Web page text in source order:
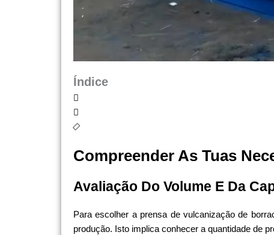
Índice
Compreender As Tuas
Avaliação Do Volume E Da
Para escolher a prensa de vulcanização de
produção. Isto implica conhecer a quantidade de